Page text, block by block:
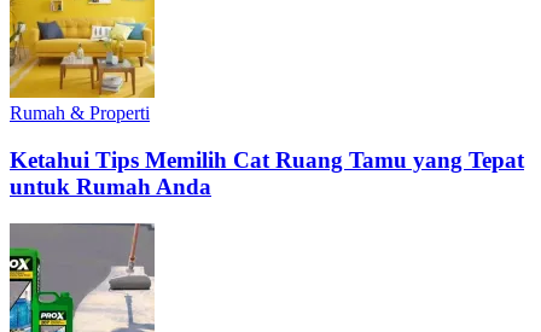
Rumah & Properti
Ketahui Tips Memilih Cat Ruang Tamu yang Tepat
untuk Rumah Anda